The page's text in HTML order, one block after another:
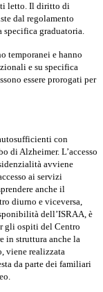
letto. Il diritto di
dal regolamento
specifica graduatoria.
temporanei e hanno
e su specifica
essere prorogati per
con
di Alzheimer. L’accesso
avviene
ai servizi
anche il
diurno e viceversa,
dell’ISRAA, è
gli ospiti del Centro
in struttura anche la
viene realizzata
da parte dei familiari